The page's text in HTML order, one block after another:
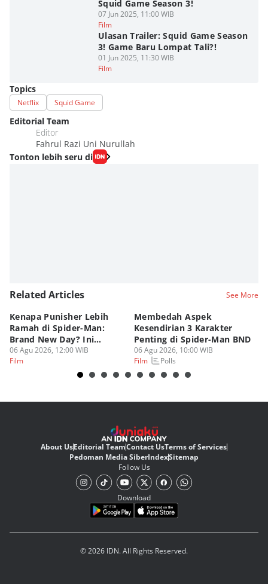
Squid Game Season 3!
07 Jun 2025, 11:00 WIB
Film
Ulasan Trailer: Squid Game Season
3! Game Baru Lompat Tali?!
01 Jun 2025, 11:30 WIB
Film
Topics
Netflix Squid Game
Editorial Team
Editor
Fahrul Razi Uni Nurullah
Tonton lebih seru di
Related Articles See More
Kenapa Punisher Lebih
Ramah di Spider-Man:
Brand New Day? Ini
Teorinya
06 Agu 2026, 12:00 WIB
Film
Membedah Aspek
Kesendirian 3 Karakter
Penting di Spider-Man BND
06 Agu 2026, 10:00 WIB
Film
Polls
About UsEditorial TeamContact UsTerms of Services
Pedoman Media SiberIndexSitemap
Follow Us
Download
© 2026 IDN. All Rights Reserved.